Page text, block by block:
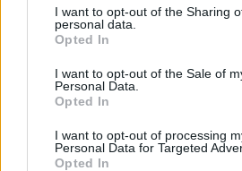
I want to opt-out of the Sharing
personal data.
Opted In
I want to opt-out of the Sale of
Personal Data.
Opted In
I want to opt-out of processing
Personal Data for Targeted
Opted In
Zpravodajství
Přibudou i tři nové
Zpravodajství
Středočeský kraj
Obce nově získají